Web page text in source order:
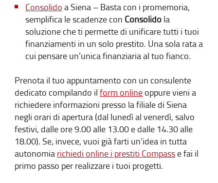
Consolido a Siena – Basta con i promemoria,
semplifica le scadenze con Consolido la
soluzione che ti permette di unificare tutti i tuoi
finanziamenti in un solo prestito. Una sola rata a
cui pensare un’unica finanziaria al tuo fianco.
Prenota il tuo appuntamento con un consulente
dedicato compilando il form online oppure vieni a
richiedere informazioni presso la filiale di Siena
negli orari di apertura (dal lunedì al venerdì, salvo
festivi, dalle ore 9.00 alle 13.00 e dalle 14.30 alle
18.00). Se, invece, vuoi già farti un’idea in tutta
autonomia richiedi online i prestiti Compass e fai il
primo passo per realizzare i tuoi progetti.